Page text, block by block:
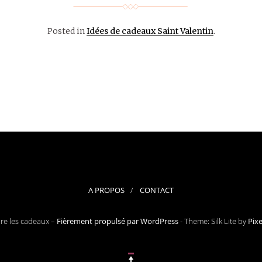
Posted inIdées de cadeaux Saint Valentin.
A PROPOS CONTACT
les cadeaux – Fièrement propulsé par WordPress-Theme: Silk Lite by